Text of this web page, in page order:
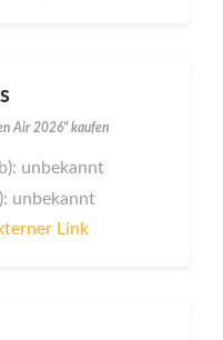
Air 2026" kaufen
unbekannt
unbekannt
Link